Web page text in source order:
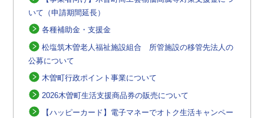
いて（申請期間延長）
各種補助金・支援金
松塩筑木曽老人福祉施設組合 所管施設の移管先法人の
公募について
木曽町行政ポイント事業について
2026木曽町生活支援商品券の販売について
【ハッピーカード】電子マネーでオトク生活キャンペー